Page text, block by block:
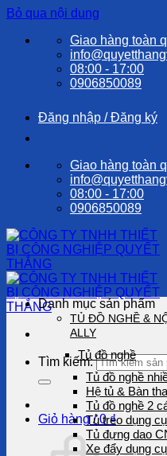
Bỏ qua nội dung
Giao hàng toàn
08:00 - 17:00
0906850089
Đăng nhập / Đăng ký
Giao hàng toàn
08:00 - 17:00
0906850089
Tìm kiếm:
Giỏ hàng /0₫
Danh mục sản phẩm
TỦ ĐỒ NGHỀ &
ALLY
Tủ đồ nghề
Tủ đồ nghề
Hệ tủ & Bàn
Tủ đồ nghề 2
Tủ treo dụng cụ
Tủ đựng dao
Xe đẩy dụng cụ